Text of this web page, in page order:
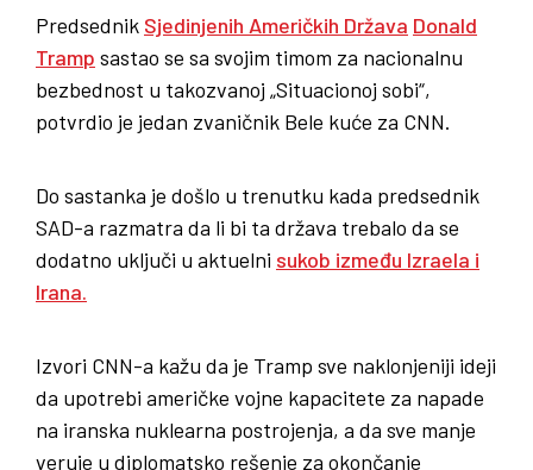
Predsednik Sjedinjenih Američkih Država Donald
Tramp sastao se sa svojim timom za nacionalnu
bezbednost u takozvanoj „Situacionoj sobi“,
potvrdio je jedan zvaničnik Bele kuće za CNN.
Do sastanka je došlo u trenutku kada predsednik
SAD-a razmatra da li bi ta država trebalo da se
dodatno uključi u aktuelni sukob između Izraela i
Irana.
Izvori CNN-a kažu da je Tramp sve naklonjeniji ideji
da upotrebi američke vojne kapacitete za napade
na iranska nuklearna postrojenja, a da sve manje
veruje u diplomatsko rešenje za okončanje